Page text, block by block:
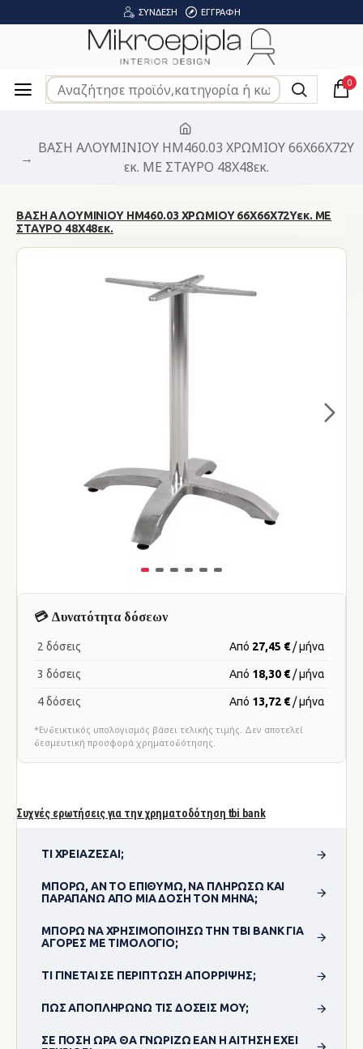
ΣΎΝΔΕΣΗ ΕΓΓΡΑΦΉ
0
ΒΑΣΗ ΑΛΟΥΜΙΝΙΟΥ HM460.03 ΧΡΩΜΙΟΥ 66Χ66Χ72Υ
εκ. ΜΕ ΣΤΑΥΡΟ 48Χ48εκ.
ΒΑΣΗ ΑΛΟΥΜΙΝΙΟΥ HM460.03 ΧΡΩΜΙΟΥ 66Χ66Χ72Υεκ. ΜΕ
ΣΤΑΥΡΟ 48Χ48εκ.
Συχνές ερωτήσεις για την χρηματοδότηση tbi bank
ΤΙ ΧΡΕΙΆΖΕΣΑΙ;
ΜΠΟΡΏ, ΑΝ ΤΟ ΕΠΙΘΥΜΏ, ΝΑ ΠΛΗΡΏΣΩ ΚΑΙ
ΠΑΡΑΠΆΝΩ ΑΠΌ ΜΊΑ ΔΌΣΗ ΤΟΝ ΜΉΝΑ;
ΜΠΟΡΏ ΝΑ ΧΡΗΣΙΜΟΠΟΊΗΣΩ ΤΗΝ TBI BANK ΓΙΑ
ΑΓΟΡΈΣ ΜΕ ΤΙΜΟΛΌΓΙΟ;
ΤΙ ΓΊΝΕΤΑΙ ΣΕ ΠΕΡΊΠΤΩΣΗ ΑΠΌΡΡΙΨΗΣ;
ΠΏΣ ΑΠΟΠΛΗΡΏΝΩ ΤΙΣ ΔΌΣΕΙΣ ΜΟΥ;
ΣΕ ΠΌΣΗ ΏΡΑ ΘΑ ΓΝΩΡΊΖΩ ΕΆΝ Η ΑΊΤΗΣΗ ΈΧΕΙ
💳 Δυνατότητα δόσεων
2 δόσεις Από 27,45 € / μήνα
3 δόσεις Από 18,30 € / μήνα
4 δόσεις Από 13,72 € / μήνα
*Ενδεικτικός υπολογισμός βάσει τελικής τιμής. Δεν αποτελεί
δεσμευτική προσφορά χρηματοδότησης.